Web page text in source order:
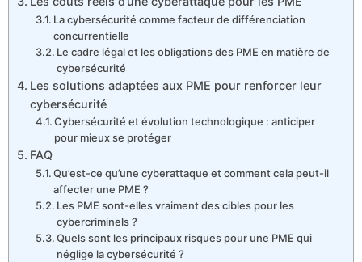
La cybersécurité comme facteur de différenciation
concurrentielle
Le cadre légal et les obligations des PME en matière de
cybersécurité
Les solutions adaptées aux PME pour renforcer leur
cybersécurité
Cybersécurité et évolution technologique : anticiper
pour mieux se protéger
FAQ
Qu’est-ce qu’une cyberattaque et comment cela peut-il
affecter une PME ?
Les PME sont-elles vraiment des cibles pour les
cybercriminels ?
Quels sont les principaux risques pour une PME qui
néglige la cybersécurité ?